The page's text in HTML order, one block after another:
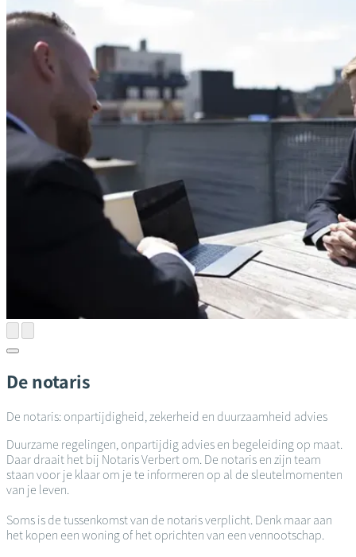
De notaris
De notaris: onpartijdigheid, zekerheid en duurzaamheid advies
Duurzame regelingen, onpartijdig advies en begeleiding op maat.
Daar draait het bij Notaris Verbert om. De notaris en zijn team
staan voor je klaar om je te informeren op al de sleutelmomenten
van je leven.
Soms is de tussenkomst van de notaris verplicht. Denk maar aan
het kopen een woning of het oprichten van een vennootschap.